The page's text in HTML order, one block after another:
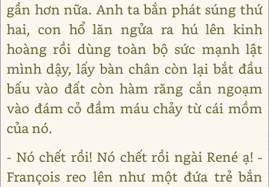
gần hơn nữa. Anh ta bắn phát súng thứ
hai, con hổ lăn ngửa ra hú lên kinh
hoàng rồi dùng toàn bộ sức mạnh lật
mình dậy, lấy bàn chân còn lại bắt đầu
bấu vào đất còn hàm răng cắn ngoạm
vào đám cỏ đầm máu chảy từ cái mồm
của nó.
- Nó chết rồi! Nó chết rồi ngài René ạ! -
François reo lên như một đứa trẻ bắn